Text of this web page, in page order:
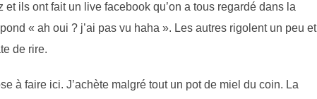
ils ont fait un live facebook qu’on a tous regardé dans la
« ah oui ? j’ai pas vu haha ». Les autres rigolent un peu et
de rire.
à faire ici. J’achète malgré tout un pot de miel du coin. La